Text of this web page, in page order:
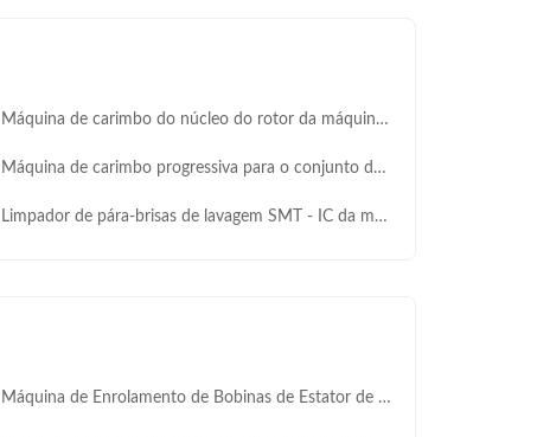
Máquina de carimbo do núcleo do rotor da máquina/estator do conjunto do núcleo do estator da C.C.
Máquina de carimbo progressiva para o conjunto do núcleo do rotor do estator do motor elétrico
Limpador de pára-brisas de lavagem SMT - IC da máquina do conjunto do núcleo do estator do motor - 4
Máquina de Enrolamento de Bobinas de Estator de Motor de Tamanho Grande Semi-automática com Alimentação de 220V/50/60Hz e Saída de 4,5Kw